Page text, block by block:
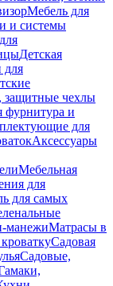
Мебель для
и системы
Детская
для
защитные чехлы
фурнитура и
для
Аксессуары
Мебельная
для
для самых
манежиМатрасы в
Садовая
Садовые,